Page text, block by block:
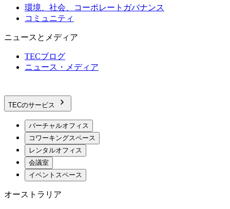
環境、社会、コーポレートガバナンス
コミュニティ
ニュースとメディア
TECブログ
ニュース・メディア
TECのサービス
バーチャルオフィス
コワーキングスペース
レンタルオフィス
会議室
イベントスペース
オーストラリア